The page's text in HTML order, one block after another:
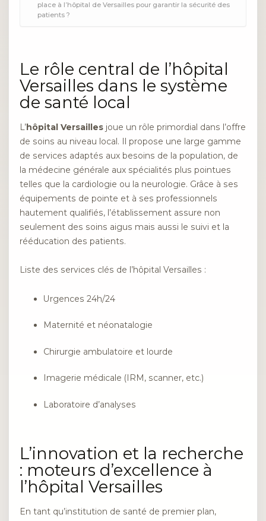
place à l’hôpital de Versailles pour garantir la sécurité des
patients ?
Le rôle central de l’hôpital
Versailles dans le système
de santé local
L’hôpital Versailles joue un rôle primordial dans l’offre
de soins au niveau local. Il propose une large gamme
de services adaptés aux besoins de la population, de
la médecine générale aux spécialités plus pointues
telles que la cardiologie ou la neurologie. Grâce à ses
équipements de pointe et à ses professionnels
hautement qualifiés, l’établissement assure non
seulement des soins aigus mais aussi le suivi et la
rééducation des patients.
Liste des services clés de l’hôpital Versailles :
Urgences 24h/24
Maternité et néonatalogie
Chirurgie ambulatoire et lourde
Imagerie médicale (IRM, scanner, etc.)
Laboratoire d’analyses
L’innovation et la recherche
: moteurs d’excellence à
l’hôpital Versailles
En tant qu’institution de santé de premier plan,